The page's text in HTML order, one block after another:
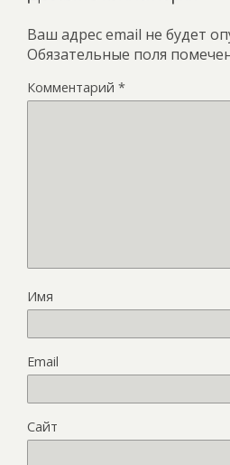
Ваш адрес email не будет
Обязательные поля
Комментарий *
Имя
Email
Сайт